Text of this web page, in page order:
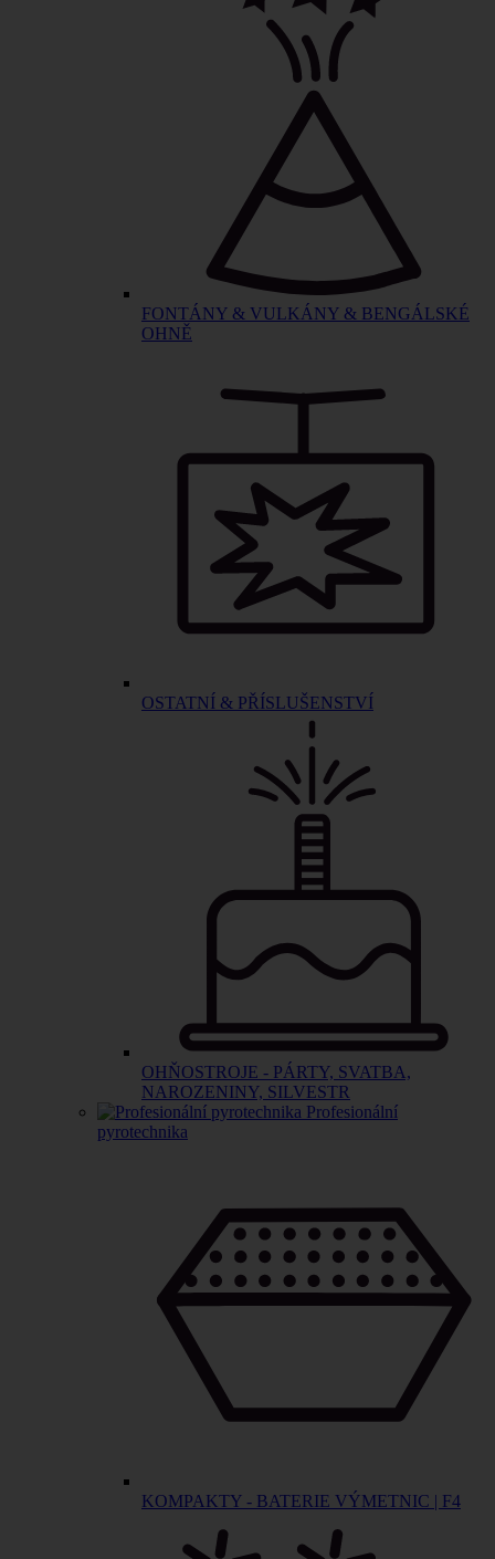
FONTÁNY & VULKÁNY & BENGÁLSKÉ
OHNĚ
OSTATNÍ & PŘÍSLUŠENSTVÍ
OHŇOSTROJE - PÁRTY, SVATBA,
NAROZENINY, SILVESTR
Profesionální
pyrotechnika
KOMPAKTY - BATERIE VÝMETNIC | F4